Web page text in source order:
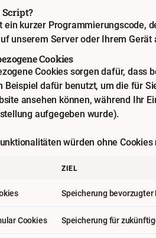
ein kurzer Programmierungscode,
unserem Server oder Ihrem Gerät
Cookies
Cookies sorgen dafür, dass
Beispiel dafür benutzt, um die für
ansehen können, während Ihr
aufgegeben wurde).
würden ohne
ZIEL
Speicherung
Cookies Speicherung für